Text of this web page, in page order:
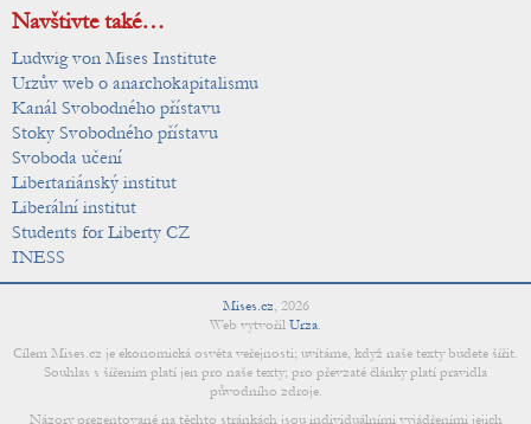
Navštivte také…
Ludwig von Mises Institute
Urzův web o anarchokapitalismu
Kanál Svobodného přístavu
Stoky Svobodného přístavu
Svoboda učení
Libertariánský institut
Liberální institut
Students for Liberty CZ
INESS
Mises.cz, 2026
Web vytvořil Urza.
Cílem Mises.cz je ekonomická osvěta veřejnosti; uvítáme, když naše texty budete šířit.
Souhlas s šířením platí jen pro naše texty; pro převzaté články platí pravidla
původního zdroje.
Názory prezentované na těchto stránkách jsou individuálními vyjádřeními jejich